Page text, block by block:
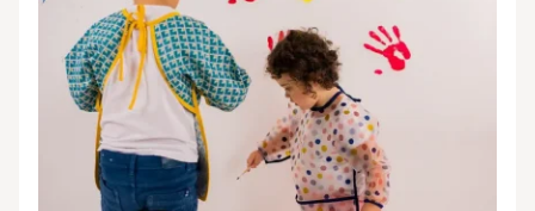
Poche intérieure : 1 zip nylon de 16 cm
Zip principal séparable : 30 cm ou zip
non séparable : 40 cm + 30 cm de biais
Option bandoulière : 2 anneaux de 3 cm,
2 mousquetons de 3 cm, 1,50 m de
sangle coton
Option passepoil : 2,50 m